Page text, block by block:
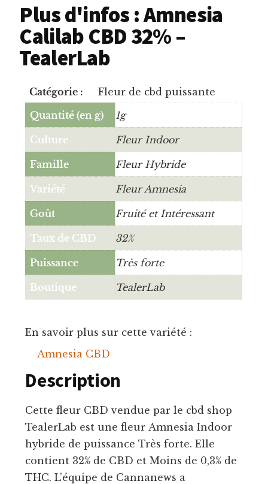
Plus d'infos : Amnesia
Calilab CBD 32% –
TealerLab
Catégorie :
Fleur de cbd puissante
Quantité (en g)
1g
Culture Fleur Indoor
Famille Fleur Hybride
Variété Fleur Amnesia
Goût Fruité et Intéressant
Taux de CBD 32%
Puissance Très forte
Boutique TealerLab
En savoir plus sur cette variété :
Amnesia CBD
Description
Cette fleur CBD vendue par le cbd shop
TealerLab est une fleur Amnesia Indoor
hybride de puissance Très forte. Elle
contient 32% de CBD et Moins de 0,3% de
THC. L’équipe de Cannanews a